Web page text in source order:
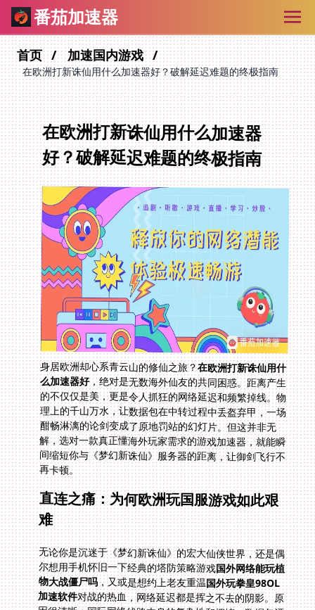
番茄加速器
首页 加速国内游戏
在欧洲打新诛仙用什么加速器好？破解延迟难题的终极指南
在欧洲打新诛仙用什么加速器
好？破解延迟难题的终极指南
身居欧洲却心系青云山的修仙之旅？在欧洲打新诛仙用什
么加速器好，绝对是无数海外仙友的共同困惑。距离产生
的不仅仅是美，更是令人抓狂的网络延迟和频繁掉线。物
理上的千山万水，让数据包在中转过程中丢盔弃甲，一场
酣畅淋漓的论剑变成了原地罚站的幻灯片。但这并非无
解，选对一款真正懂海外玩家需求的游戏加速器，就能瞬
间缩短你与《梦幻新诛仙》服务器的距离，让御剑飞行不
再卡顿。
直连之痛：为何欧洲玩国服游戏如此艰
难
无论你是沉迷于《梦幻新诛仙》的宏大仙侠世界，还是偶
尔想用手机怀旧一下经典的塔防策略游戏国外网络能玩植
物大战僵尸吗，又或是想约上老友重温国外玩拳皇98OL
加速软件对战的热血，网络延迟都是挥之不去的阴影。原
因很清晰：国际网络线路本身的复杂性和拥堵，数据包漂
洋过海经历多个路由节点，损耗极大。普通VPN伪装的是
你的位置，却无法精准优化传输游戏的实时数据流，效果